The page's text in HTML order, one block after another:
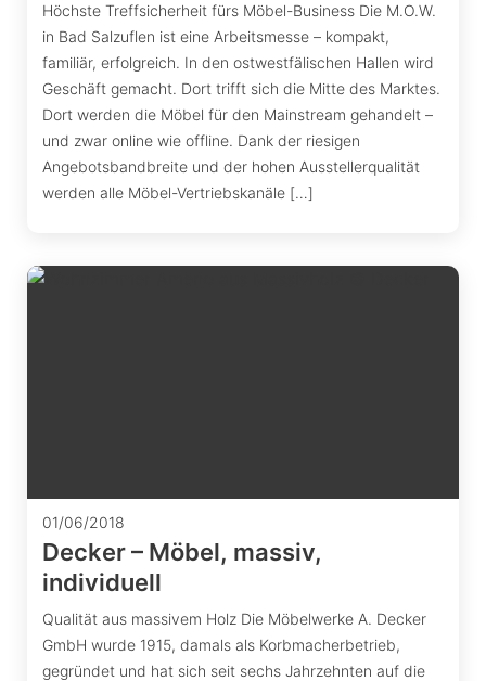
Höchste Treffsicherheit fürs Möbel-Business Die M.O.W.
in Bad Salzuflen ist eine Arbeitsmesse – kompakt,
familiär, erfolgreich. In den ostwestfälischen Hallen wird
Geschäft gemacht. Dort trifft sich die Mitte des Marktes.
Dort werden die Möbel für den Mainstream gehandelt –
und zwar online wie offline. Dank der riesigen
Angebotsbandbreite und der hohen Ausstellerqualität
werden alle Möbel-Vertriebskanäle […]
01/06/2018
Decker – Möbel, massiv,
individuell
Qualität aus massivem Holz Die Möbelwerke A. Decker
GmbH wurde 1915, damals als Korbmacherbetrieb,
gegründet und hat sich seit sechs Jahrzehnten auf die